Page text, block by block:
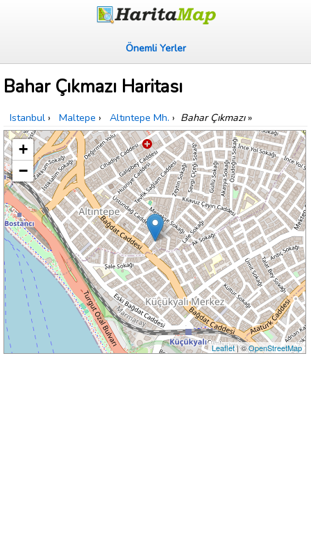
Önemli Yerler
Bahar Çıkmazı Haritası
Istanbul › Maltepe › Altıntepe Mh. › Bahar Çıkmazı»
+
−
Leaflet| ©OpenStreetMap